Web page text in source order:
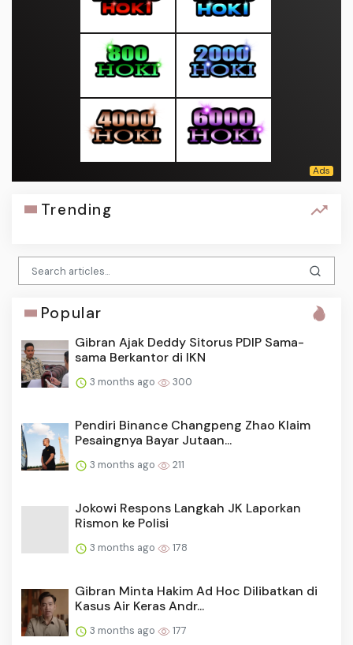
Trending
Popular
Gibran Ajak Deddy Sitorus PDIP Sama-
sama Berkantor di IKN
3 months ago 300
Pendiri Binance Changpeng Zhao Klaim
Pesaingnya Bayar Jutaan...
3 months ago 211
Jokowi Respons Langkah JK Laporkan
Rismon ke Polisi
3 months ago 178
Gibran Minta Hakim Ad Hoc Dilibatkan di
Kasus Air Keras Andr...
3 months ago 177